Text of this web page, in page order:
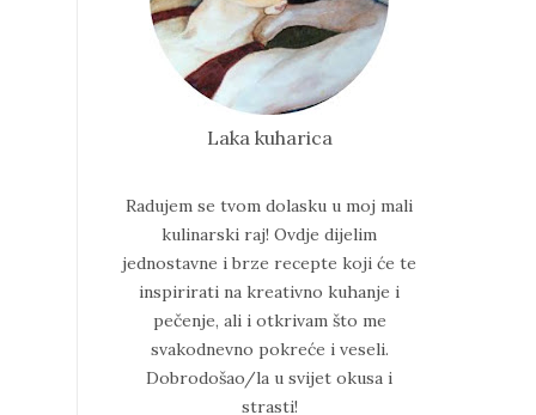
Laka kuharica
Radujem se tvom dolasku u moj mali
kulinarski raj! Ovdje dijelim
jednostavne i brze recepte koji će te
inspirirati na kreativno kuhanje i
pečenje, ali i otkrivam što me
svakodnevno pokreće i veseli.
Dobrodošao/la u svijet okusa i
strasti!